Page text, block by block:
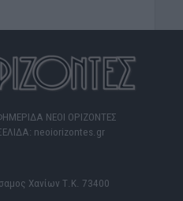
ΝΕΟΙ ΟΡΙΖΟΝΤΕΣ
neoiorizontes.gr
Χανίων Τ.Κ. 73400